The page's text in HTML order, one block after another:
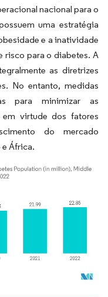
nacional para o
uma estratégia
e a inatividade
risco para o diabetes. A
as diretrizes
No entanto, medidas
para minimizar as
virtude dos fatores
do mercado
África.